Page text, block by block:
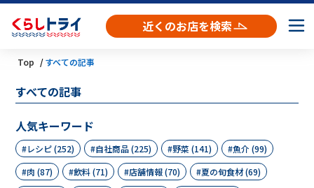
近くのお店を検索
Top すべての記事
すべての記事
人気キーワード
レシピ (252) 自社商品 (225) 野菜 (141)
魚介 (99)
肉 (87)
飲料 (71) 店舗情報 (70)
夏の旬食材 (69)